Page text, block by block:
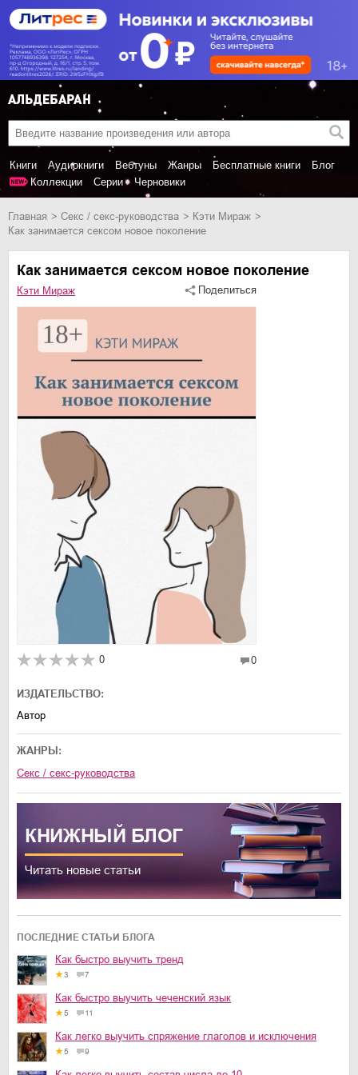
Книги Аудиокниги Вебтуны Жанры Бесплатные книги
Блог
Коллекции
Серии Черновики
Главная секс / секс-руководства
Кэти Мираж
Как занимается сексом новое поколение
Как занимается сексом новое поколение
Кэти Мираж Поделиться
0 0
ИЗДАТЕЛЬСТВО:
Автор
ЖАНРЫ:
секс / секс-руководства
КНИЖНЫЙ БЛОГ
Читать новые статьи
ПОСЛЕДНИЕ СТАТЬИ БЛОГА
Как быстро выучить тренд
3 7
Как быстро выучить чеченский язык
5 11
Как легко выучить спряжение глаголов и исключения
5 9